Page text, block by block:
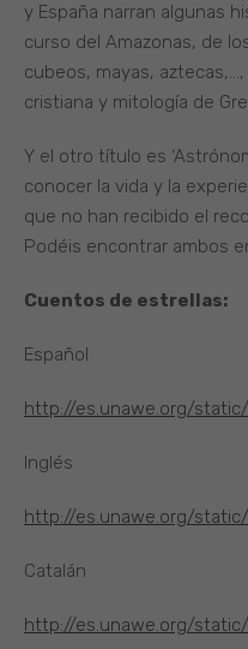
y España narran algunas
curso del Amazonas, de
cubeos, mayas,
cristiana y mitología de
Y el otro título es
conocer la vida y la
que no han recibido el
Podéis encontrar ambos
Cuentos de estrellas:
Español
http://es.unawe.org/
Inglés
http://es.unawe.org/
Catalán
http://es.unawe.org/